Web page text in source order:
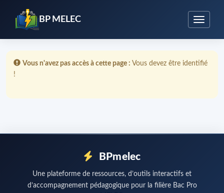
BP MELEC
Erreur :
Vous n'avez pas accès à cette page : Vous devez être identifié
!
BPmelec
Une plateforme de ressources, d’outils interactifs et
d’accompagnement pédagogique pour la filière Bac Pro